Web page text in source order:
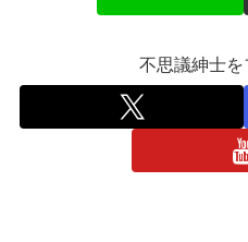
不思議紳士を